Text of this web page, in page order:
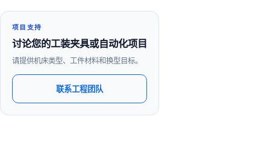
项目支持
讨论您的工装夹具或自动化项目
请提供机床类型、工件材料和换型目标。
联系工程团队